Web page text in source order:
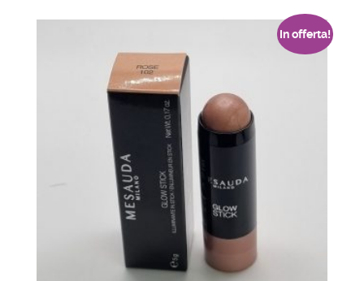
In offerta!